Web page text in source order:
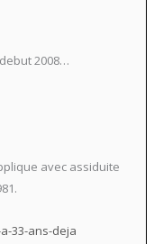
2008…
avec assiduite
33-ans-deja